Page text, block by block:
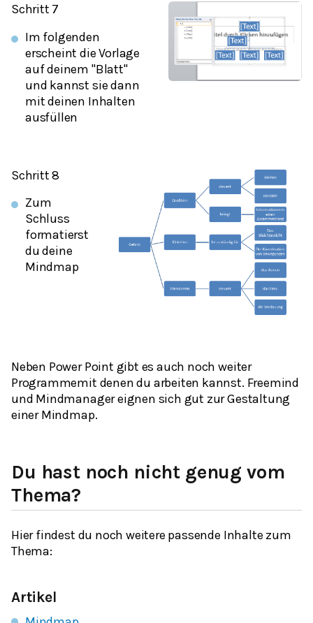
Schritt 7
Im folgenden
erscheint die Vorlage
auf deinem "Blatt"
und kannst sie dann
mit deinen Inhalten
ausfüllen
Schritt 8
Zum
Schluss
formatierst
du deine
Mindmap
Neben Power Point gibt es auch noch weiter
Programmemit denen du arbeiten kannst. Freemind
und Mindmanager eignen sich gut zur Gestaltung
einer Mindmap.
Du hast noch nicht genug vom
Thema?
Hier findest du noch weitere passende Inhalte zum
Thema:
Artikel